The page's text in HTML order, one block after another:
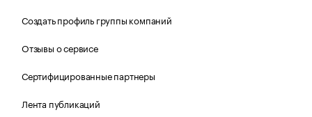
Создать профиль группы компаний
Отзывы о сервисе
Сертифицированные партнеры
Лента публикаций